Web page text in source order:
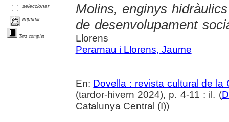
seleccionar
imprimir
Text complet
Molins, enginys
de desenvolupament
Llorens
Perarnau i Llorens, Jaume
En: Dovella : revista cultural de la
(tardor-hivern 2024), p. 4-11 : il. (
Catalunya Central (I))